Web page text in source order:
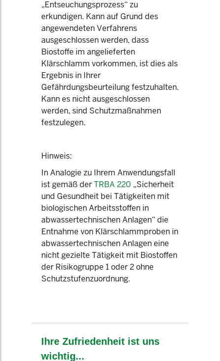
„Entseuchungsprozess“ zu
erkundigen. Kann auf Grund des
angewendeten Verfahrens
ausgeschlossen werden, dass
Biostoffe im angelieferten
Klärschlamm vorkommen, ist dies als
Ergebnis in Ihrer
Gefährdungsbeurteilung festzuhalten.
Kann es nicht ausgeschlossen
werden, sind Schutzmaßnahmen
festzulegen.
Hinweis:
In Analogie zu Ihrem Anwendungsfall
ist gemäß derTRBA 220 „Sicherheit
und Gesundheit bei Tätigkeiten mit
biologischen Arbeitsstoffen in
abwassertechnischen Anlagen“ die
Entnahme von Klärschlammproben in
abwassertechnischen Anlagen eine
nicht gezielte Tätigkeit mit Biostoffen
der Risikogruppe 1 oder 2 ohne
Schutzstufenzuordnung.